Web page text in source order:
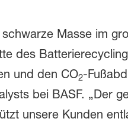
Masse im
des
und den CO2-
bei BASF. „Der
unsere Kunden